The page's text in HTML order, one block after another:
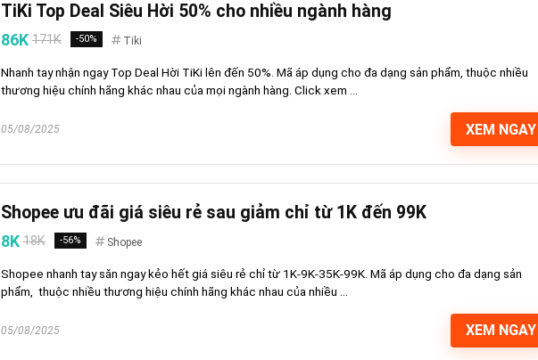
TiKi Top Deal Siêu Hời 50% cho nhiều ngành hàng
86K 171K -50% Tiki
Nhanh tay nhận ngay Top Deal Hời TiKi lên đến 50%. Mã áp dụng cho đa dạng sản phẩm, thuộc nhiều
thương hiệu chính hãng khác nhau của mọi ngành hàng. Click xem ...
05/08/2025 XEM NGAY
Shopee ưu đãi giá siêu rẻ sau giảm chỉ từ 1K đến 99K
8K 18K -56% Shopee
Shopee nhanh tay săn ngay kẻo hết giá siêu rẻ chỉ từ 1K-9K-35K-99K. Mã áp dụng cho đa dạng sản
phẩm, thuộc nhiều thương hiệu chính hãng khác nhau của nhiều ...
05/08/2025 XEM NGAY